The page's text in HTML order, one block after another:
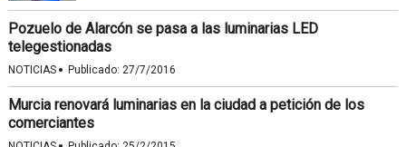
Pozuelo de Alarcón se pasa a las luminarias LED
telegestionadas
NOTICIAS · Publicado: 27/7/2016
Murcia renovará luminarias en la ciudad a petición de los
comerciantes